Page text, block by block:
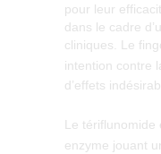
pour leur
dans le cadre
cliniques. Le
intention contre
d’effets
Le tériflunomide
enzyme jouant